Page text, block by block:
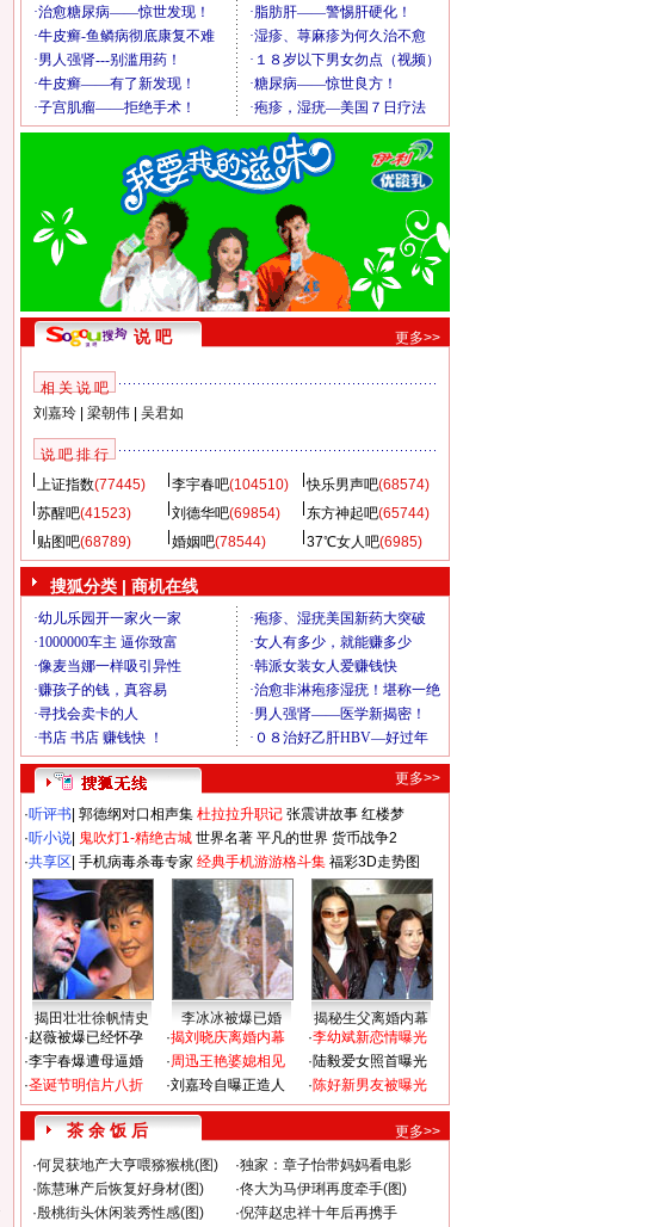
说 吧 更多>>
相 关 说 吧
刘嘉玲| 梁朝伟| 吴君如
说 吧 排 行
上证指数(77445) 李宇春吧(104510) 快乐男声吧(68574)
苏醒吧(41523) 刘德华吧(69854) 东方神起吧(65744)
贴图吧(68789) 婚姻吧(78544) 37℃女人吧(6985)
搜狐分类 | 商机在线
更多>>
·听评书 郭德纲对口相声集 杜拉拉升职记 张震讲故事 红楼梦
·听小说 鬼吹灯1-精绝古城 世界名著 平凡的世界 货币战争2
·共享区 手机病毒杀毒专家 经典手机游游格斗集 福彩3D走势图
揭田壮壮徐帆情史 李冰冰被爆已婚
揭秘生父离婚内幕
·赵薇被爆已经怀孕
·李宇春爆遭母逼婚
·圣诞节明信片八折
·揭刘晓庆离婚内幕
·周迅王艳婆媳相见
·刘嘉玲自曝正造人
·李幼斌新恋情曝光
·陆毅爱女照首曝光
·陈好新男友被曝光
茶 余 饭 后
更多>>
·何炅获地产大亨喂猕猴桃(图) ·独家：章子怡带妈妈看电影
·陈慧琳产后恢复好身材(图) ·佟大为马伊琍再度牵手(图)
·殷桃街头休闲装秀性感(图) ·倪萍赵忠祥十年后再携手